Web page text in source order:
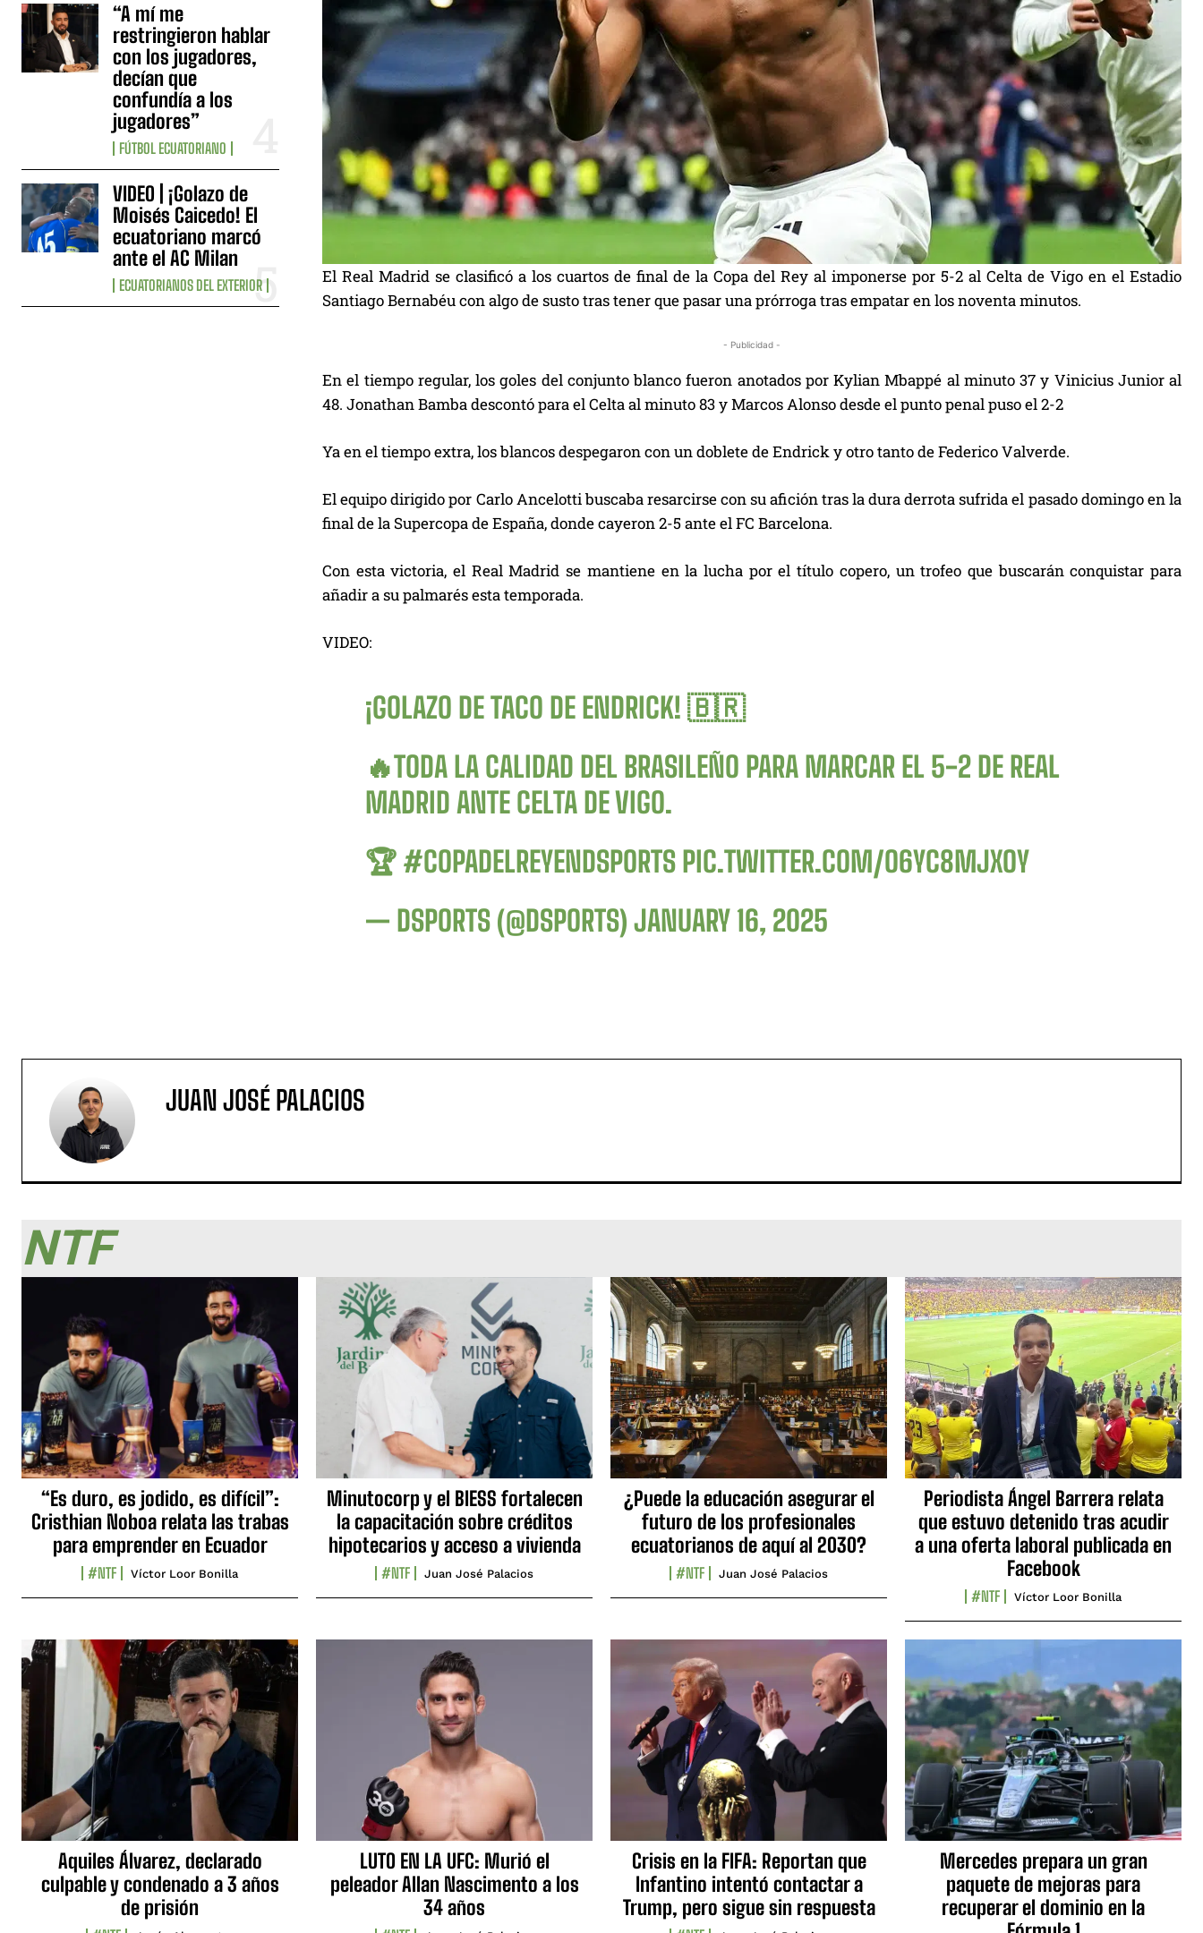
“A mí me
restringieron hablar
con los jugadores,
decían que
confundía a los
jugadores”
FÚTBOL ECUATORIANO
VIDEO | ¡Golazo de
Moisés Caicedo! El
ecuatoriano marcó
ante el AC Milan
ECUATORIANOS DEL EXTERIOR
El Real Madrid se clasificó a los cuartos de final de la Copa del Rey al imponerse por 5-2 al Celta de Vigo en el Estadio
Santiago Bernabéu con algo de susto tras tener que pasar una prórroga tras empatar en los noventa minutos.
- Publicidad -
En el tiempo regular, los goles del conjunto blanco fueron anotados por Kylian Mbappé al minuto 37 y Vinicius Junior al
48. Jonathan Bamba descontó para el Celta al minuto 83 y Marcos Alonso desde el punto penal puso el 2-2
Ya en el tiempo extra, los blancos despegaron con un doblete de Endrick y otro tanto de Federico Valverde.
El equipo dirigido por Carlo Ancelotti buscaba resarcirse con su afición tras la dura derrota sufrida el pasado domingo en la
final de la Supercopa de España, donde cayeron 2-5 ante el FC Barcelona.
Con esta victoria, el Real Madrid se mantiene en la lucha por el título copero, un trofeo que buscarán conquistar para
añadir a su palmarés esta temporada.
VIDEO:
¡GOLAZO DE TACO DE ENDRICK! 🇧🇷
🔥TODA LA CALIDAD DEL BRASILEÑO PARA MARCAR EL 5-2 DE REAL
MADRID ANTE CELTA DE VIGO.
🏆 #COPADELREYENDSPORTS PIC.TWITTER.COM/O6YC8MJXOY
— DSPORTS (@DSPORTS) JANUARY 16, 2025
JUAN JOSÉ PALACIOS
NTF
“Es duro, es jodido, es difícil”:
Cristhian Noboa relata las trabas
para emprender en Ecuador
#NTF Víctor Loor Bonilla
Minutocorp y el BIESS fortalecen
la capacitación sobre créditos
hipotecarios y acceso a vivienda
#NTF Juan José Palacios
¿Puede la educación asegurar el
futuro de los profesionales
ecuatorianos de aquí al 2030?
#NTF Juan José Palacios
Periodista Ángel Barrera relata
que estuvo detenido tras acudir
a una oferta laboral publicada en
Facebook
#NTF Víctor Loor Bonilla
Aquiles Álvarez, declarado
culpable y condenado a 3 años
de prisión
LUTO EN LA UFC: Murió el
peleador Allan Nascimento a los
34 años
Crisis en la FIFA: Reportan que
Infantino intentó contactar a
Trump, pero sigue sin respuesta
Mercedes prepara un gran
paquete de mejoras para
recuperar el dominio en la